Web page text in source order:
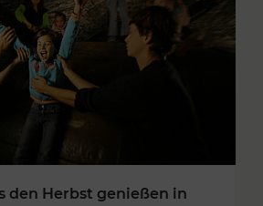
den Herbst genießen in